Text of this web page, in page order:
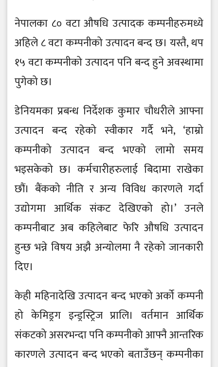
नेपालका ८० वटा औषधि उत्पादक कम्पनीहरुमध्ये
अहिले ८ वटा कम्पनीको उत्पादन बन्द छ। यस्तै, थप
१५ वटा कम्पनीको उत्पादन पनि बन्द हुने अवस्थामा
पुगेको छ।
डेनियमका प्रबन्ध निर्देशक कुमार चौधरीले आफ्ना
उत्पादन बन्द रहेको स्वीकार गर्दै भने, ‘हाम्रो
कम्पनीको उत्पादन बन्द भएको लामो समय
भइसकेको छ। कर्मचारीहरुलाई बिदामा राखेका
छौं। बैंकको नीति र अन्य विविध कारणले गर्दा
उद्योगमा आर्थिक संकट देखिएको हो।’ उनले
कम्पनीबाट अब कहिलेबाट फेरि औषधि उत्पादन
हुन्छ भन्ने विषय अझै अन्योलमा नै रहेको जानकारी
दिए।
केही महिनादेखि उत्पादन बन्द भएको अर्को कम्पनी
हो केमिड्रग इन्ड्रस्ट्रिज प्रालि। वर्तमान आर्थिक
संकटको असरभन्दा पनि कम्पनीको आफ्नै आन्तरिक
कारणले उत्पादन बन्द भएको बताउँछन् कम्पनीका